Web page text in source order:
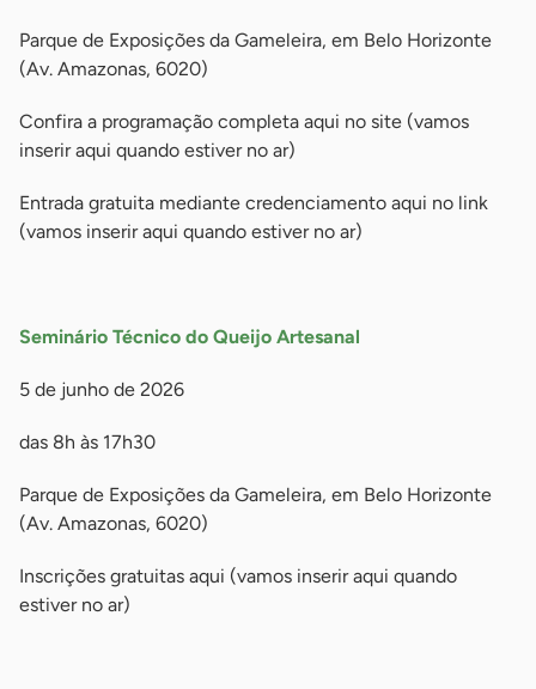
Parque de Exposições da Gameleira, em Belo Horizonte
(Av. Amazonas, 6020)
Confira a programação completa aqui no site (vamos
inserir aqui quando estiver no ar)
Entrada gratuita mediante credenciamento aqui no link
(vamos inserir aqui quando estiver no ar)
Seminário Técnico do Queijo Artesanal
5 de junho de 2026
das 8h às 17h30
Parque de Exposições da Gameleira, em Belo Horizonte
(Av. Amazonas, 6020)
Inscrições gratuitas aqui (vamos inserir aqui quando
estiver no ar)